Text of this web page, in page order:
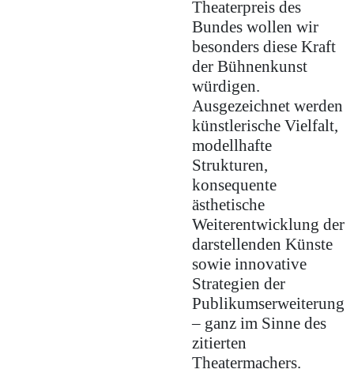
Theaterpreis des
Bundes wollen wir
besonders diese Kraft
der Bühnenkunst
würdigen.
Ausgezeichnet werden
künstlerische Vielfalt,
modellhafte
Strukturen,
konsequente
ästhetische
Weiterentwicklung der
darstellenden Künste
sowie innovative
Strategien der
Publikumserweiterung
– ganz im Sinne des
zitierten
Theatermachers.